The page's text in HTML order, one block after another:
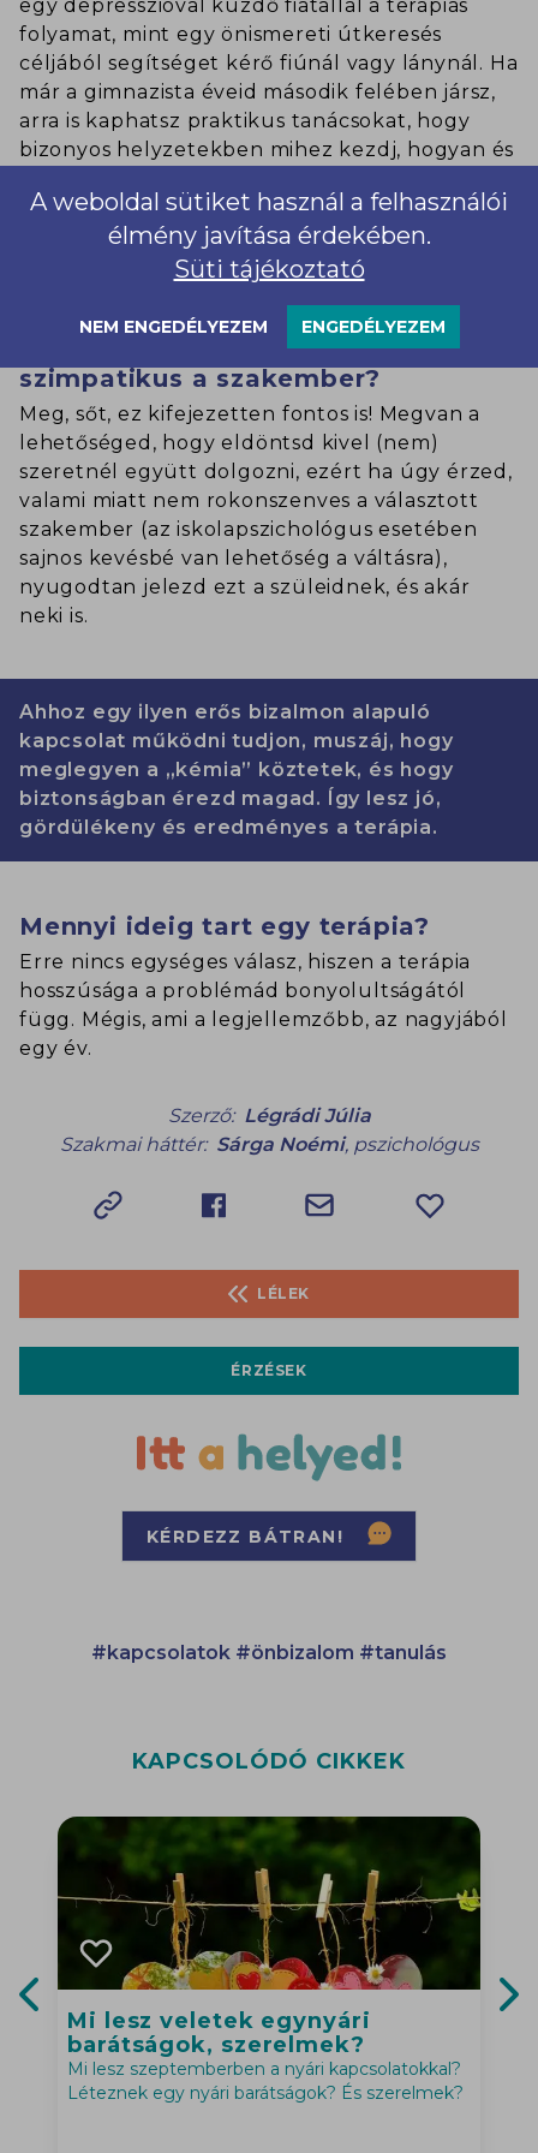
egy depresszióval küzdő fiatallal a terápiás
folyamat, mint egy önismereti útkeresés
céljából segítséget kérő fiúnál vagy lánynál. Ha
már a gimnazista éveid második felében jársz,
arra is kaphatsz praktikus tanácsokat, hogy
bizonyos helyzetekben mihez kezdj, hogyan és
egy nehézségen, egy stresszes szituáción vagy
lelkiállapoton, és útmutatást is kaphatsz saját
megküzdési stratégiák kialakítására.
Megmondhatom, ha nem
szimpatikus a szakember?
Meg, sőt, ez kifejezetten fontos is! Megvan a
lehetőséged, hogy eldöntsd kivel (nem)
szeretnél együtt dolgozni, ezért ha úgy érzed,
valami miatt nem rokonszenves a választott
szakember (az iskolapszichológus esetében
sajnos kevésbé van lehetőség a váltásra),
nyugodtan jelezd ezt a szüleidnek, és akár
neki is.
Ahhoz egy ilyen erős bizalmon alapuló
kapcsolat működni tudjon, muszáj, hogy
meglegyen a „kémia” köztetek, és hogy
biztonságban érezd magad. Így lesz jó,
gördülékeny és eredményes a terápia.
Mennyi ideig tart egy terápia?
Erre nincs egységes válasz, hiszen a terápia
hosszúsága a problémád bonyolultságától
függ. Mégis, ami a legjellemzőbb, az nagyjából
egy év.
Szerző: Légrádi Júlia
Szakmai háttér: Sárga Noémi, pszichológus
LÉLEK
ÉRZÉSEK
KÉRDEZZ BÁTRAN!
#kapcsolatok #önbizalom #tanulás
KAPCSOLÓDÓ CIKKEK
Mi lesz veletek egynyári
barátságok, szerelmek?
Mi lesz szeptemberben a nyári kapcsolatokkal?
Léteznek egy nyári barátságok? És szerelmek?
Previous slide
A weboldal sütiket használ a felhasználói
élmény javítása érdekében.
Süti tájékoztató
NEM ENGEDÉLYEZEM ENGEDÉLYEZEM